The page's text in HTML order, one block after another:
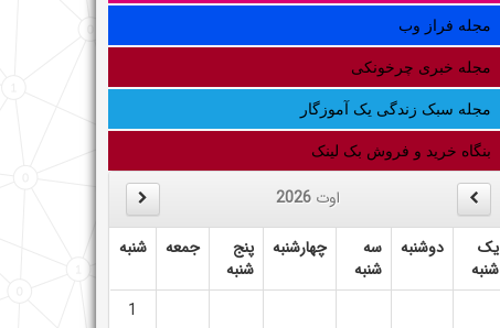
مجله فراز وب
مجله خبری چرخونکی
مجله سبک زندگی یک آموزگار
بنگاه خرید و فروش بک لینک
اوت 2026
یک
شنبه
دوشنبه
سه
شنبه
چهارشنبه
پنج
شنبه
جمعه شنبه
1